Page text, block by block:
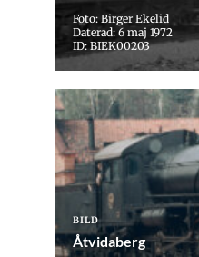
Foto: Birger Ekelid
Daterad: 6 maj 1972
ID: BIEK00203
BILD
Åtvidaberg